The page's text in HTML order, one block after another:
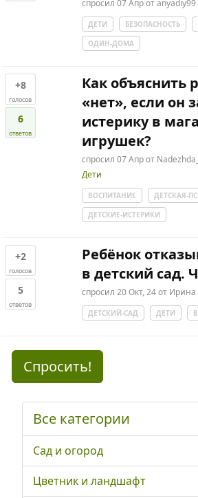
спросил 07 Апр отanyadiy99
ДЕТИ БЕЗОПАСНОСТЬ
ОДИН-ДОМА
+8
голосов
6
ответов
Как объяснить
«нет», если он
истерику в
игрушек?
спросил 07 Апр от
Дети
ВОСПИТАНИЕ
ДЕТСКАЯ-
ДЕТСКИЕ-ИСТЕРИКИ
+2
голосов
5
ответов
Ребёнок
в детский сад.
спросил 20 Окт, 24 от Ирина
ДЕТСКИЙ-САД ДЕТИ
Спросить!
Все категории
Сад и огород
Цветник и ландшафт